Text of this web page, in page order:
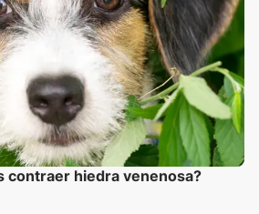
contraer hiedra venenosa?